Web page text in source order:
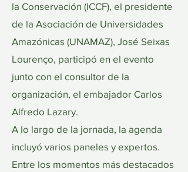
la Conservación (ICCF), el presidente
de la Asociación de Universidades
Amazónicas (UNAMAZ), José Seixas
Lourenço, participó en el evento
junto con el consultor de la
organización, el embajador Carlos
Alfredo Lazary.
A lo largo de la jornada, la agenda
incluyó varios paneles y expertos.
Entre los momentos más destacados